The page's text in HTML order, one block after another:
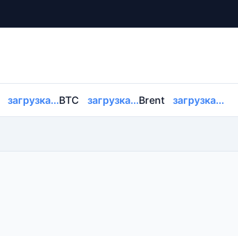
загрузка...BTC загрузка...Brent загрузка...